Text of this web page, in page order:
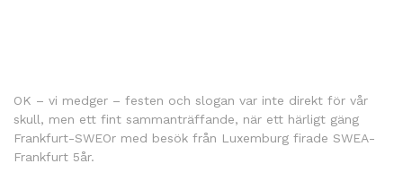
OK – vi medger – festen och slogan var inte direkt för vår
skull, men ett fint sammanträffande, när ett härligt gäng
Frankfurt-SWEOr med besök från Luxemburg firade SWEA-
Frankfurt 5år.